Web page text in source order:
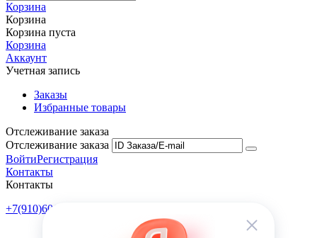
Корзина
Корзина
Корзина пуста
Корзина
Аккаунт
Учетная запись
Заказы
Избранные товары
Отслеживание заказа
Отслеживание заказа
ВойтиРегистрация
Контакты
Контакты
+7(910)601-10-10